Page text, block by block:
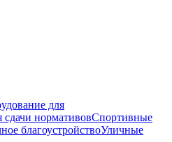
для
нормативовСпортивные
благоустройствоУличные